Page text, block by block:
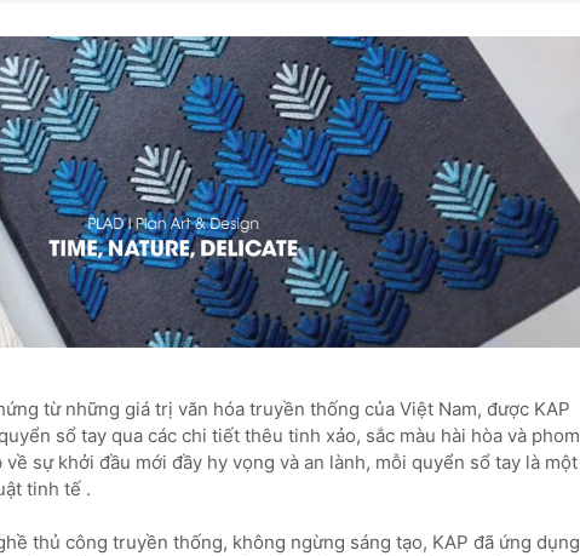
từ những giá trị văn hóa truyền thống của Việt Nam, được KAP
sổ tay qua các chi tiết thêu tinh xảo, sắc màu hài hòa và phom
sự khởi đầu mới đầy hy vọng và an lành, mỗi quyển sổ tay là một
tinh tế .
thủ công truyền thống, không ngừng sáng tạo, KAP đã ứng dụng